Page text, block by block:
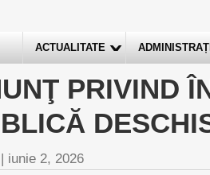
ACTUALITATE
PRIVIND
iunie 2, 2026